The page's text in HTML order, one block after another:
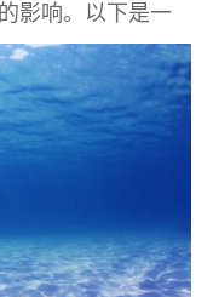
影响。以下是一